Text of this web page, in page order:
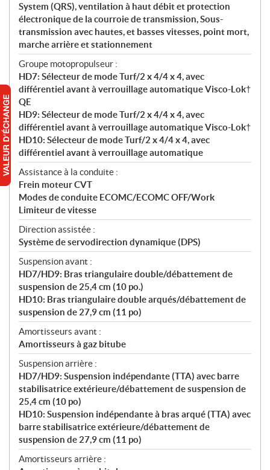
System (QRS), ventilation à haut débit et protection
électronique de la courroie de transmission, Sous-
transmission avec hautes, et basses vitesses, point mort,
marche arrière et stationnement
Groupe motopropulseur :
HD7: Sélecteur de mode Turf/2 x 4/4 x 4, avec
différentiel avant à verrouillage automatique Visco-Lok†
QE
HD9: Sélecteur de mode Turf/2 x 4/4 x 4, avec
différentiel avant à verrouillage automatique Visco-Lok†
HD10: Sélecteur de mode Turf/2 x 4/4 x 4, avec
différentiel avant à verrouillage automatique
Assistance à la conduite :
Frein moteur CVT
Modes de conduite ECOMC/ECOMC OFF/Work
Limiteur de vitesse
Direction assistée :
Système de servodirection dynamique (DPS)
Suspension avant :
HD7/HD9: Bras triangulaire double/débattement de
suspension de 25,4 cm (10 po.)
HD10: Bras triangulaire double arqués/débattement de
suspension de 27,9 cm (11 po)
Amortisseurs avant :
Amortisseurs à gaz bitube
Suspension arrière :
HD7/HD9: Suspension indépendante (TTA) avec barre
stabilisatrice extérieure/débattement de suspension de
25,4 cm (10 po)
HD10: Suspension indépendante à bras arqué (TTA) avec
barre stabilisatrice extérieure/débattement de
suspension de 27,9 cm (11 po)
Amortisseurs arrière :